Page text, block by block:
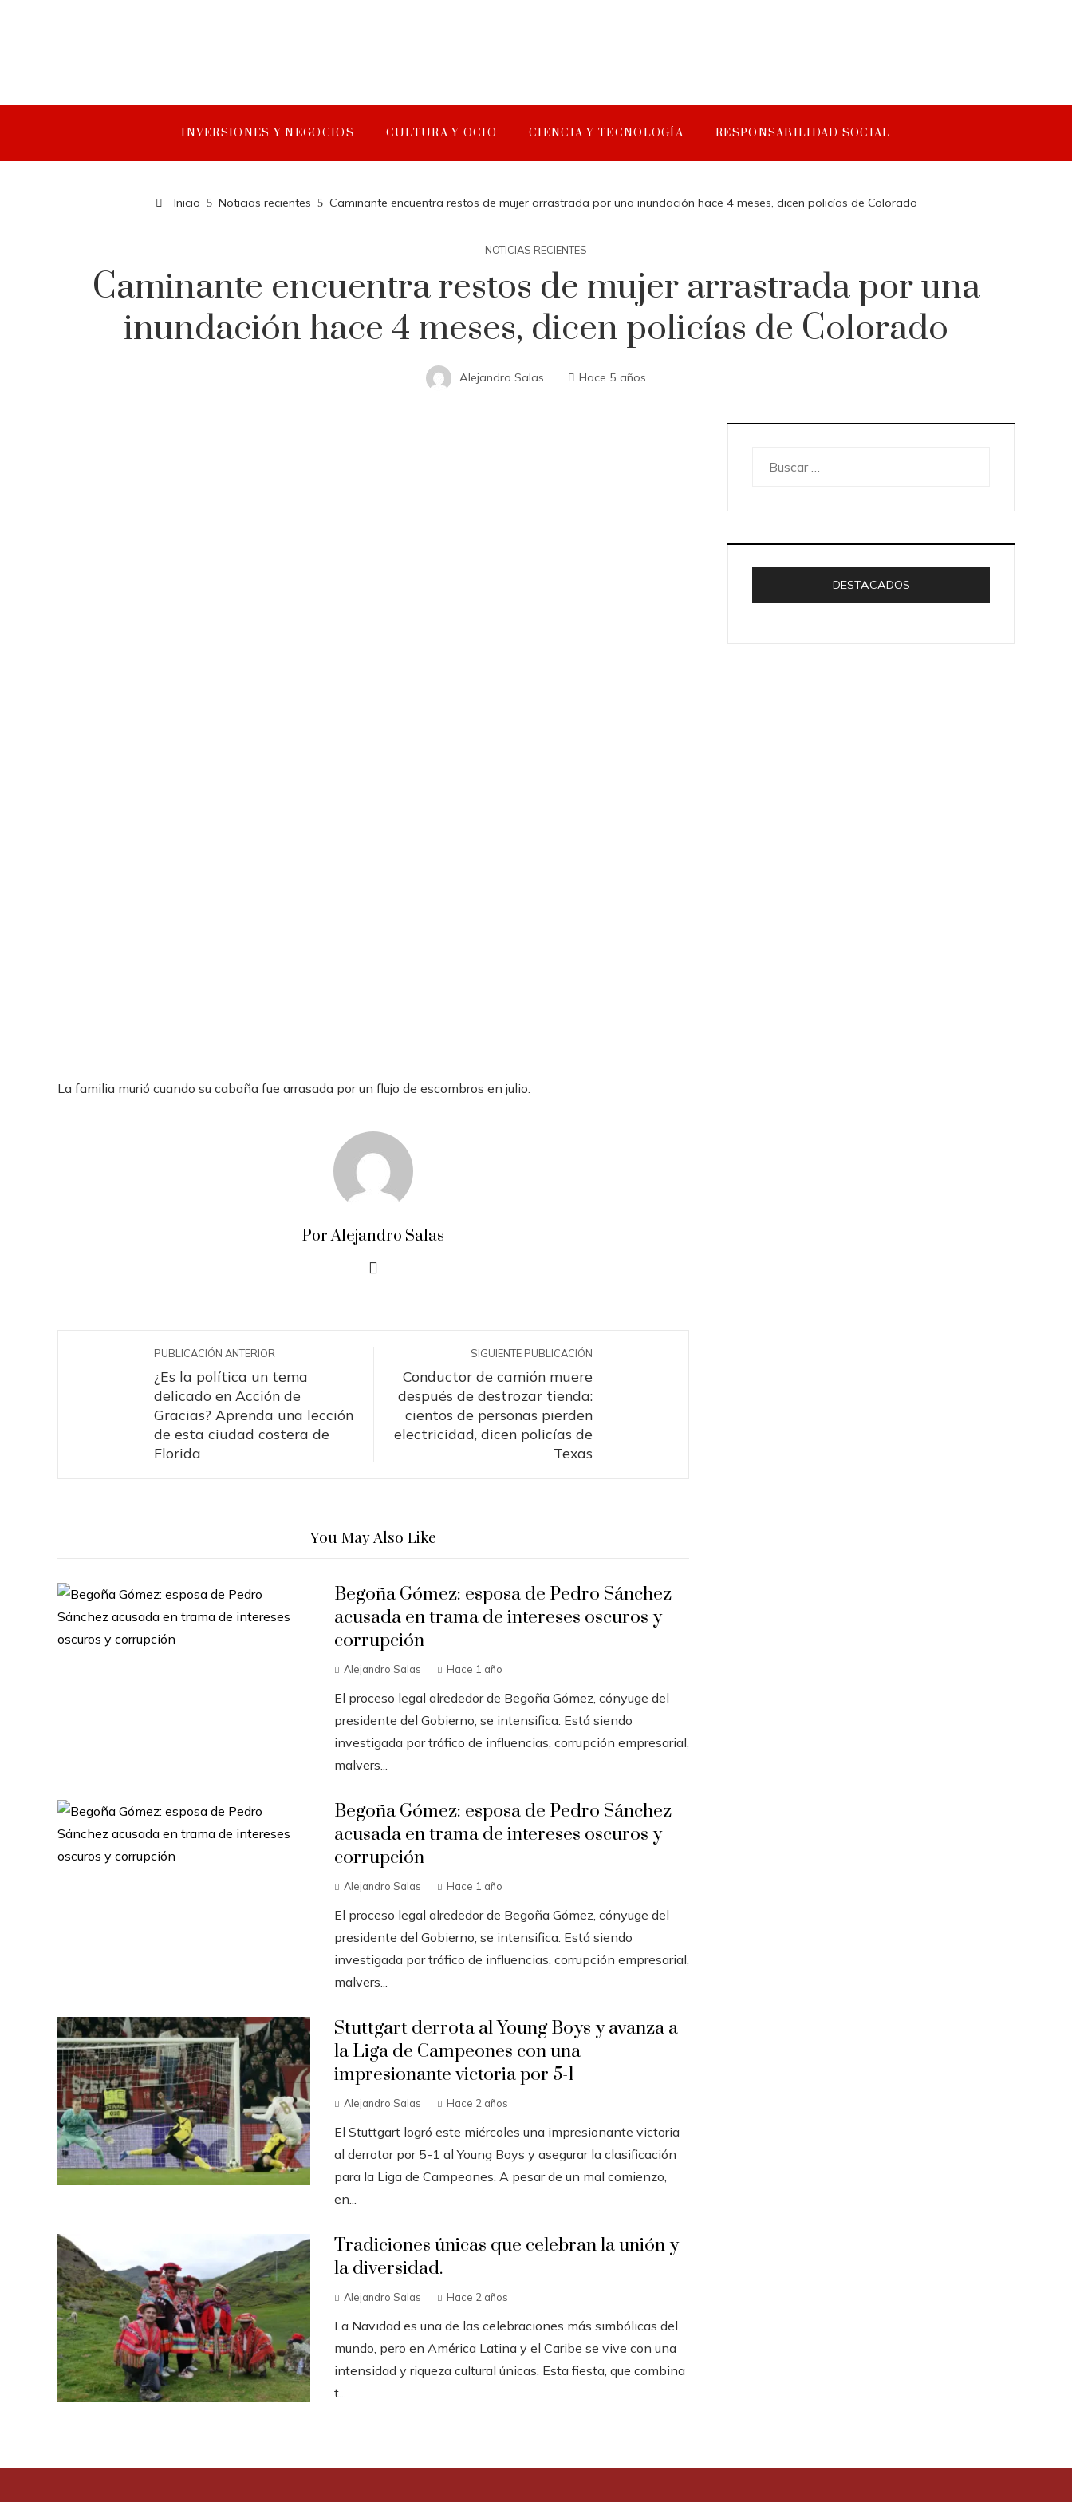
INVERSIONES Y NEGOCIOS CULTURA Y OCIO CIENCIA Y TECNOLOGÍA RESPONSABILIDAD SOCIAL
Inicio Noticias recientes Caminante encuentra restos de mujer arrastrada por una inundación hace 4 meses, dicen policías de Colorado
NOTICIAS RECIENTES
Caminante encuentra restos de mujer arrastrada por una
inundación hace 4 meses, dicen policías de Colorado
Alejandro Salas Hace 5 años
La familia murió cuando su cabaña fue arrasada por un flujo de escombros en julio.
Por Alejandro Salas
PUBLICACIÓN ANTERIOR
¿Es la política un tema
delicado en Acción de
Gracias? Aprenda una lección
de esta ciudad costera de
Florida
SIGUIENTE PUBLICACIÓN
Conductor de camión muere
después de destrozar tienda:
cientos de personas pierden
electricidad, dicen policías de
Texas
You May Also Like
Begoña Gómez: esposa de Pedro Sánchez
acusada en trama de intereses oscuros y
corrupción
Alejandro Salas Hace 1 año
El proceso legal alrededor de Begoña Gómez, cónyuge del
presidente del Gobierno, se intensifica. Está siendo
investigada por tráfico de influencias, corrupción empresarial,
malvers...
Begoña Gómez: esposa de Pedro Sánchez
acusada en trama de intereses oscuros y
corrupción
Alejandro Salas Hace 1 año
El proceso legal alrededor de Begoña Gómez, cónyuge del
presidente del Gobierno, se intensifica. Está siendo
investigada por tráfico de influencias, corrupción empresarial,
malvers...
Stuttgart derrota al Young Boys y avanza a
la Liga de Campeones con una
impresionante victoria por 5-1
Alejandro Salas Hace 2 años
El Stuttgart logró este miércoles una impresionante victoria
al derrotar por 5-1 al Young Boys y asegurar la clasificación
para la Liga de Campeones. A pesar de un mal comienzo,
en...
Tradiciones únicas que celebran la unión y
la diversidad.
Alejandro Salas Hace 2 años
La Navidad es una de las celebraciones más simbólicas del
mundo, pero en América Latina y el Caribe se vive con una
intensidad y riqueza cultural únicas. Esta fiesta, que combina
t...
DESTACADOS